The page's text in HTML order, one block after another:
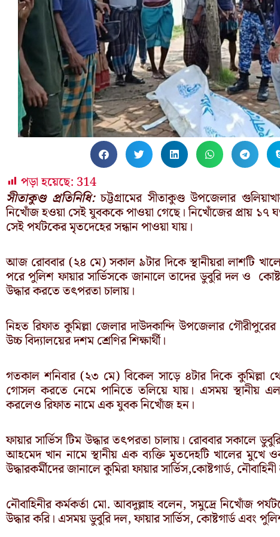
পড়া হয়েছে: 314
সীতাকুণ্ড প্রতিনিধি:চট্টগ্রামের সীতাকুণ্ড উপজেলার
নিখোঁজ হওয়া সেই যুবককে পাওয়া গেছে। নিখোঁজের প্রায় ১৭
সেই পর্যটকের মৃতদেহের সন্ধান পাওয়া যায়।
আজ রোববার (২৪ মে) সকাল ৯টার দিকে স্থানীয়রা লাশটি
পরে পুলিশ ফায়ার সার্ভিসকে জানালে তাদের ডুবুরি দল ও
উদ্ধার করতে তৎপরতা চালায়।
নিহত রিফাত কুমিল্লা জেলার দাউদকান্দি উপজেলার
উচ্চ বিদ্যালয়ের দশম শ্রেণির শিক্ষার্থী।
গতকাল শনিবার (২৩ মে) বিকেল সাড়ে ৪টার দিকে কুমিল্লা
গোসল করতে নেমে পানিতে তলিয়ে যায়। এসময় স্থানীয়
করলেও রিফাত নামে এক যুবক নিখোঁজ হন।
ফায়ার সার্ভিস টিম উদ্ধার তৎপরতা চালায়। রোববার সকালে
আহমেদ খান নামে স্থানীয় এক ব্যক্তি মৃতদেহটি খালের
উদ্ধারকর্মীদের জানালে কুমিরা ফায়ার সার্ভিস,কোষ্টগার্ড,
নৌবাহিনীর কর্মকর্তা মো. আবদুল্লাহ বলেন, সমুদ্রে নিখোঁজ
উদ্ধার করি। এসময় ডুবুরি দল, ফায়ার সার্ভিস, কোষ্টগার্ড এবং